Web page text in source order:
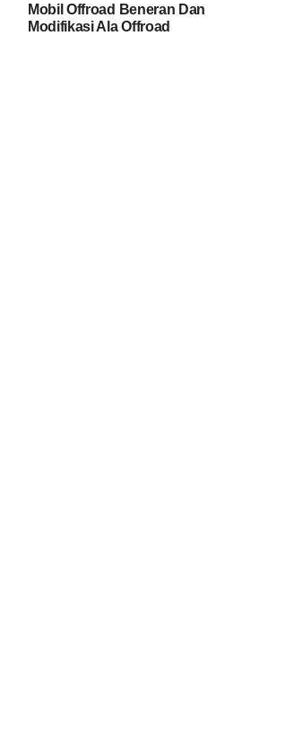
Mobil Offroad Beneran Dan
Modifikasi Ala Offroad